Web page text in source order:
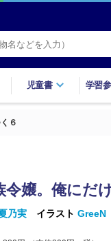
児童書 学習
６
令嬢。俺にだ
乃実 イラスト GreeN